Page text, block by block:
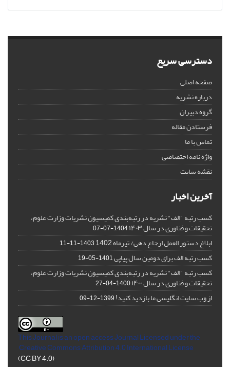
دسترسی سریع
صفحه اصلی
درباره نشریه
گروه دبیران
فرستادن مقاله
تماس با ما
واژه نامه اختصاصی
نقشه سایت
آخرین اخبار
کسب رتبه "الف" نشریه در رتبه‌بندی کمیسیون نشریات وزارت علوم،
تحقیقات و فناوری در سال ۱۴۰۳ 1404-07-07
ابلاغ دستور العمل ارجاع دهی/ تیرماه 1402 1403-11-11
کسب رتبه الف برای دومین سال پیاپی1401-05-19
کسب رتبه "الف" نشریه در رتبه‌بندی کمیسیون نشریات وزارت علوم،
تحقیقات و فناوری در سال ۱۴۰۰ 1400-04-27
از وب سایت انگلیسی ما بازدید کنید!1399-12-09
This Journal is an open access Journal Licensedunder the
Creative Commons Attribution 4.0 International License
(CC BY 4.0)